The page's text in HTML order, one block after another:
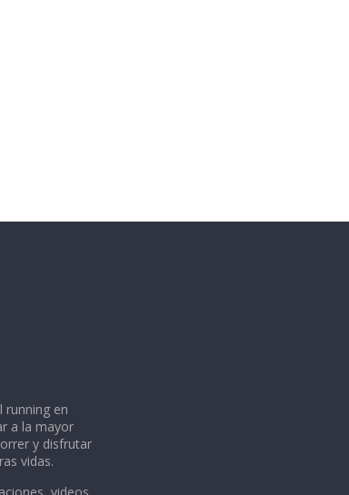
running en
a la mayor
y disfrutar
vidas.
videos,